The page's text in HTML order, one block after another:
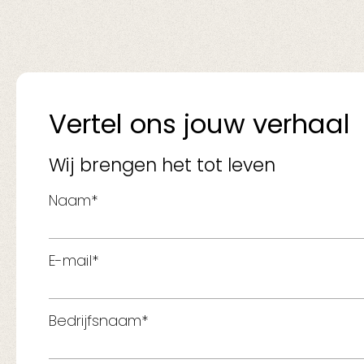
Vertel ons jouw verhaal
Wij brengen het tot leven
Naam*
E-mail*
Bedrijfsnaam*